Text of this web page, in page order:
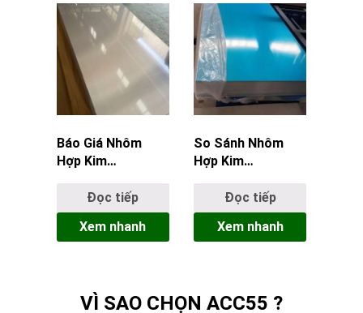
Báo Giá Nhôm
Hợp Kim
TPHCM Mới Nhất
[2026]
Đọc tiếp
Xem nhanh
So Sánh Nhôm
Hợp Kim
TPHCM: Mác
A6061 Và A5052
Đọc tiếp
Xem nhanh
VÌ SAO CHỌN ACC55 ?